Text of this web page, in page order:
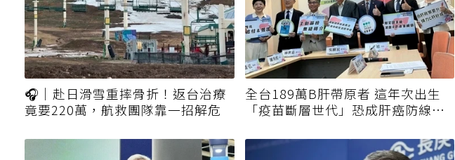
🎧｜赴日滑雪重摔骨折！返台治療
竟要220萬，航救團隊靠一招解危
全台189萬B肝帶原者 這年次出生
「疫苗斷層世代」恐成肝癌防線破
口